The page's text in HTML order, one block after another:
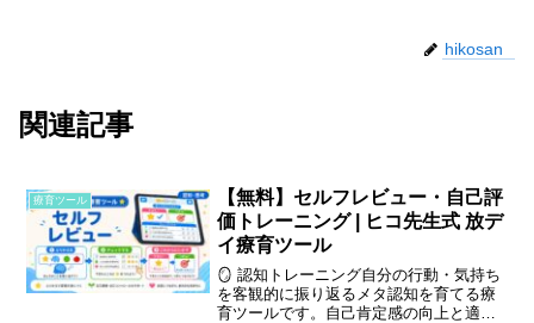
hikosan
関連記事
療育ツール
【無料】セルフレビュー・自己評
価トレーニング | ヒコ先生式 放デ
イ療育ツール
🪞 認知トレーニング自分の行動・気持ち
を客観的に振り返るメタ認知を育てる療
育ツールです。自己肯定感の向上と適切